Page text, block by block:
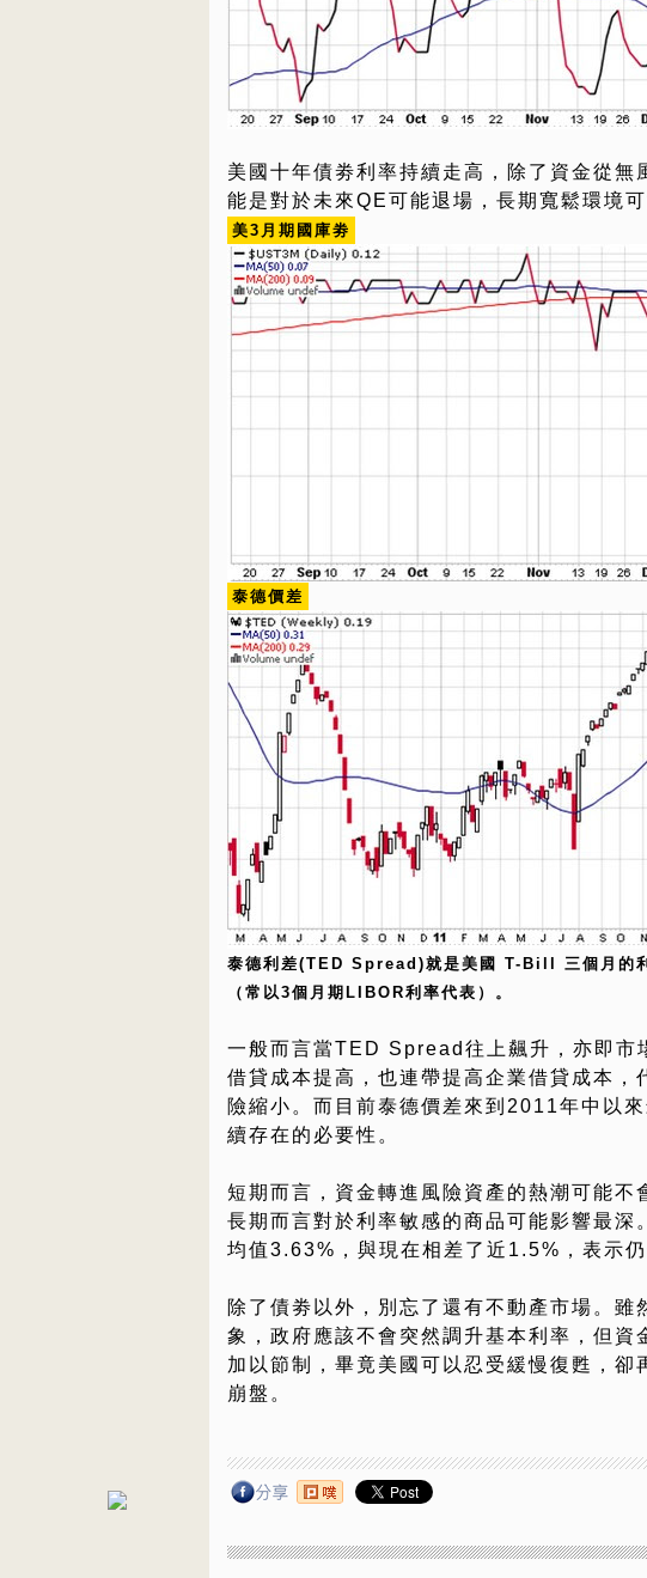
美國十年債劵利率持續走高，除了資金從無
能是對於未來QE可能退場，長期寬鬆環境可
美3月期國庫劵
泰德價差
泰德利差(TED Spread)就是美國 T-Bill 三個月的
（常以3個月期LIBOR利率代表）。
一般而言當TED Spread往上飆升，亦即市
借貸成本提高，也連帶提高企業借貸成本，
險縮小。而目前泰德價差來到2011年中以
續存在的必要性。
短期而言，資金轉進風險資產的熱潮可能不
長期而言對於利率敏感的商品可能影響最
均值3.63%，與現在相差了近1.5%，表示仍
除了債劵以外，別忘了還有不動產市場。雖
象，政府應該不會突然調升基本利率，但資
加以節制，畢竟美國可以忍受緩慢復甦，卻
崩盤。